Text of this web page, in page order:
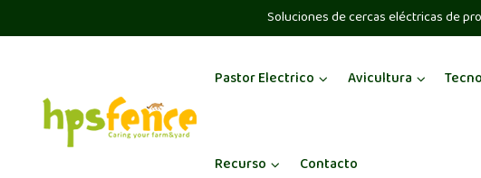
Soluciones de cercas eléctricas de
Pastor Electrico Avicultura
Recurso Contacto